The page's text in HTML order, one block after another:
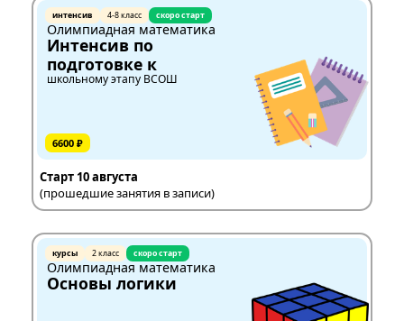
интенсив 4-8 класс скоро старт
Олимпиадная математика
Интенсив по
подготовке к
школьному этапу ВСОШ
6600 ₽
Старт 10 августа
(прошедшие занятия в записи)
курсы 2 класс скоро старт
Олимпиадная математика
Основы логики